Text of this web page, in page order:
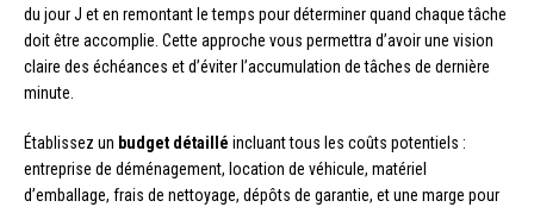
du jour J et en remontant le temps pour déterminer quand chaque tâche
doit être accomplie. Cette approche vous permettra d’avoir une vision
claire des échéances et d’éviter l’accumulation de tâches de dernière
minute.
Établissez un budget détaillé incluant tous les coûts potentiels :
entreprise de déménagement, location de véhicule, matériel
d’emballage, frais de nettoyage, dépôts de garantie, et une marge pour